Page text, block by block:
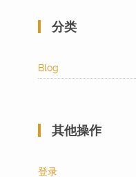
分类
Blog
其他操作
登录